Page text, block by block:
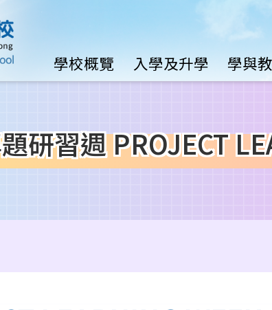
Main
navigation
學校概覽 入學及升學 學與教
研習週 PROJECT